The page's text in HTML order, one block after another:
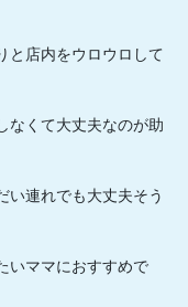
と店内をウロウロして
なくて大丈夫なのが助
い連れでも大丈夫そう
いママにおすすめで